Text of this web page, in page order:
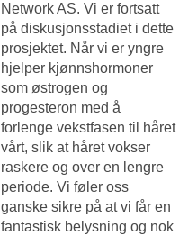
Network AS. Vi er fortsatt
på diskusjonsstadiet i dette
prosjektet. Når vi er yngre
hjelper kjønnshormoner
som østrogen og
progesteron med å
forlenge vekstfasen til håret
vårt, slik at håret vokser
raskere og over en lengre
periode. Vi føler oss
ganske sikre på at vi får en
fantastisk belysning og nok